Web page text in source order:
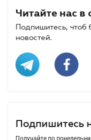
Читайте нас в
Подпишитесь, чтоб
новостей.
Подпишитесь
Получайте по